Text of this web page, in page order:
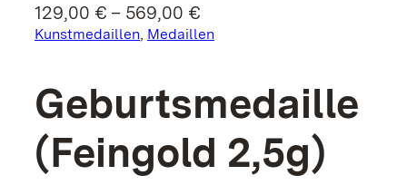
129,00 € – 569,00 €
129,00 €
bis
Kunstmedaillen, Medaillen
Geburtsmedaille
(Feingold 2,5g)